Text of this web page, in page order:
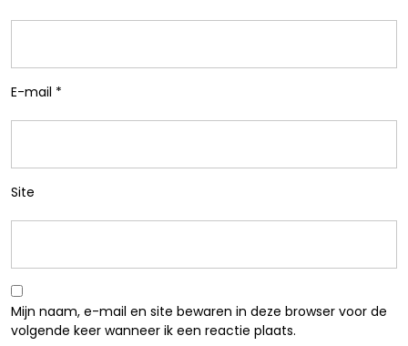
E-mail *
Site
Mijn naam, e-mail en site bewaren in deze browser voor de
volgende keer wanneer ik een reactie plaats.